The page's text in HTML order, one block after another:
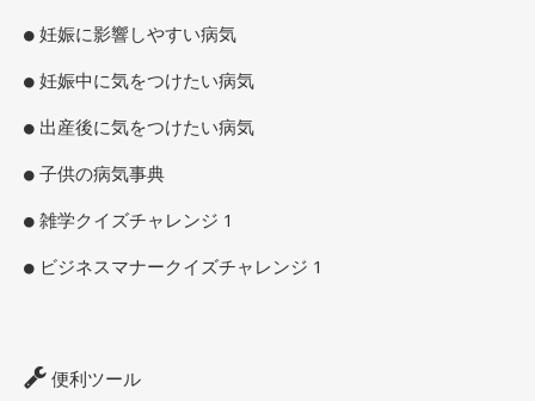
妊娠に影響しやすい病気
妊娠中に気をつけたい病気
出産後に気をつけたい病気
子供の病気事典
雑学クイズチャレンジ 1
ビジネスマナークイズチャレンジ 1
便利ツール